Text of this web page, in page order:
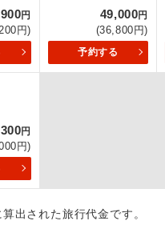
円
円)
49,000円
(36,800円)
予約する
円
円)
出された旅行代金です。
定コースとなりますので、
温泉 温泉地
露天風呂 ご宿泊
全食事付き
お部屋食
ベルイヤホン
周りの